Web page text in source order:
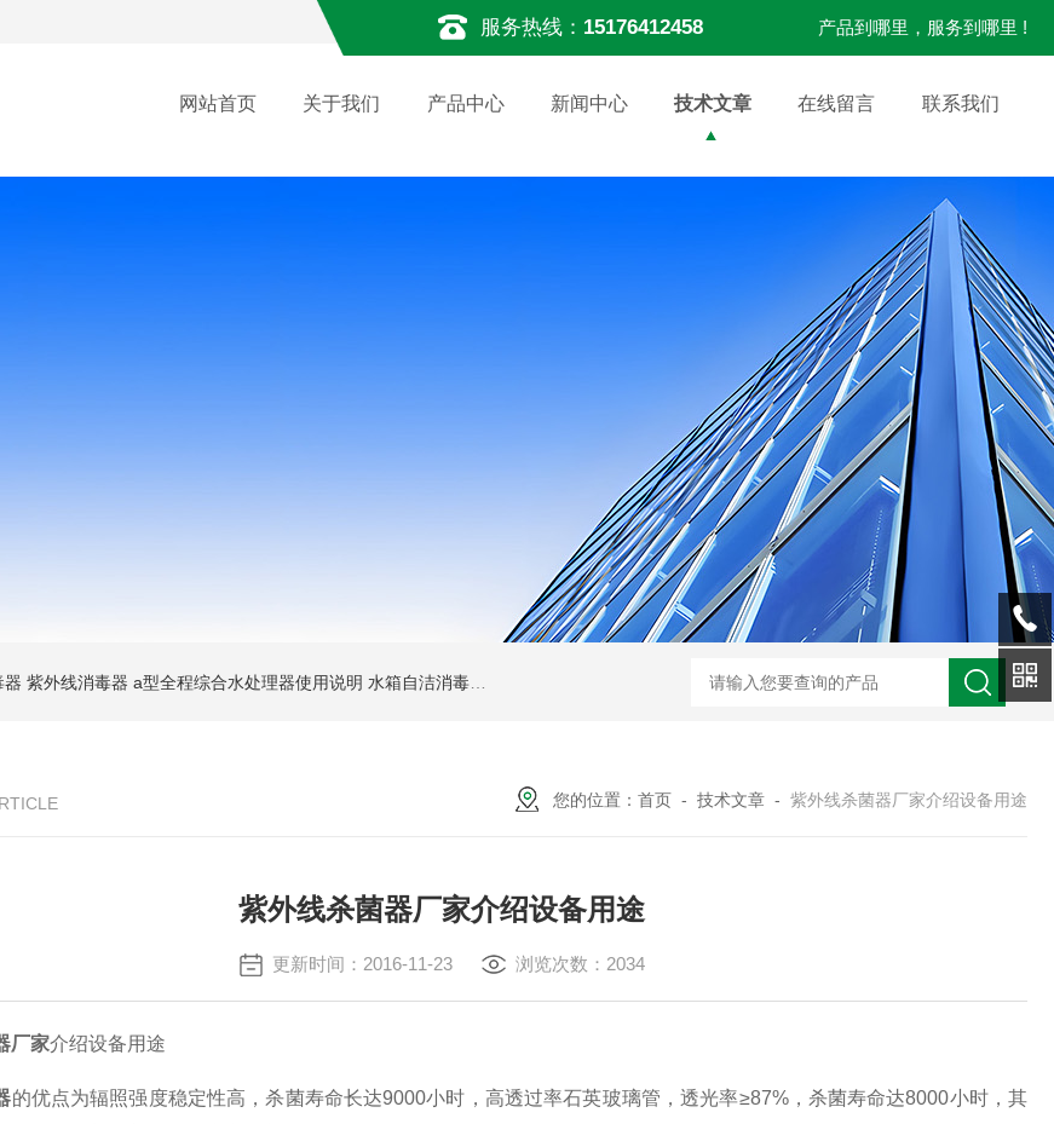
服务热线： 15176412458 产品到哪里，服务到哪里 !
网站首页 关于我们 产品中心 新闻中心 技术文章 在线留言 联系我们
紫外线消毒器 a型全程综合水处理器使用说明 水箱自洁消毒器 a型全程综合水处理器应用范围 水箱自洁消毒器 a型全程综合水处理器安装
您的位置： 首页 - 技术文章 - 紫外线杀菌器厂家介绍设备用途
紫外线杀菌器厂家介绍设备用途
更新时间：2016-11-23 浏览次数：2034
厂家介绍设备用途
的优点为辐照强度稳定性高，杀菌寿命长达9000小时，高透过率石英玻璃管，透光率≥87%，杀菌寿命达8000小时，其